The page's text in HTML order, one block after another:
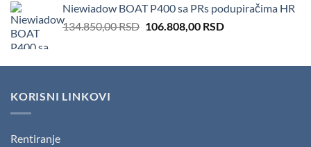
166.600,00 RSD.151.410,00 RSD.
Niewiadow BOAT P400 sa PRs podupiračima HR
134.850,00RSD Original
134.850,00 RSD.
106.808,00 RSDCurrent
106.808,00 RSD.
KORISNI LINKOVI
Rentiranje